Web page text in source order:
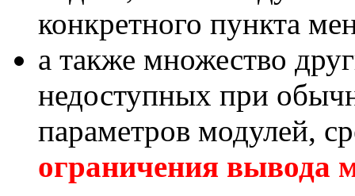
конкретного пункта
а также множество
недоступных при
параметров модулей,
ограничения вывода